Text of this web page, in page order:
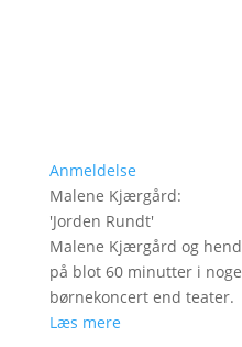
Anmeldelse
Malene Kjærgård:
'Jorden Rundt'
Malene Kjærgård og
på blot 60 minutter i
børnekoncert end teater.
Læs mere